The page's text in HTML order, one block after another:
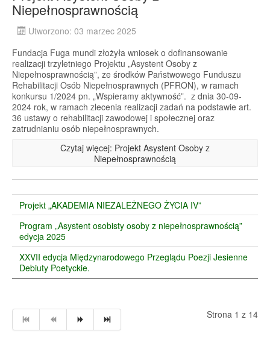
Niepełnosprawnością
Utworzono: 03 marzec 2025
Fundacja Fuga mundi złożyła wniosek o dofinansowanie
realizacji trzyletniego Projektu „Asystent Osoby z
Niepełnosprawnością”, ze środków Państwowego Funduszu
Rehabilitacji Osób Niepełnosprawnych (PFRON), w ramach
konkursu 1/2024 pn. „Wspieramy aktywność”. z dnia 30-09-
2024 rok, w ramach zlecenia realizacji zadań na podstawie art.
36 ustawy o rehabilitacji zawodowej i społecznej oraz
zatrudnianiu osób niepełnosprawnych.
Czytaj więcej: Projekt Asystent Osoby z
Niepełnosprawnością
Projekt „AKADEMIA NIEZALEŻNEGO ŻYCIA IV”
Program „Asystent osobisty osoby z niepełnosprawnością”
edycja 2025
XXVII edycja Międzynarodowego Przeglądu Poezji Jesienne
Debiuty Poetyckie.
Strona 1 z 14